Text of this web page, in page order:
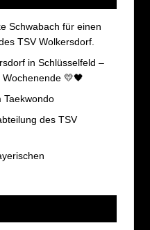
Schwabach für einen
TSV Wolkersdorf.
in Schlüsselfeld –
💛🖤
Taekwondo
des TSV